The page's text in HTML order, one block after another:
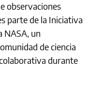
observaciones
parte de la Iniciativa
NASA, un
de ciencia
durante